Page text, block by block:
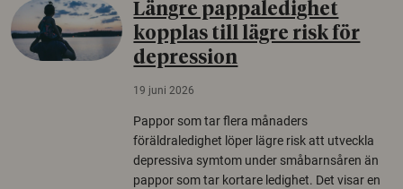
Längre pappaledighet
kopplas till lägre risk för
depression
19 juni 2026
Pappor som tar flera månaders
föräldraledighet löper lägre risk att utveckla
depressiva symtom under småbarnsåren än
pappor som tar kortare ledighet. Det visar en